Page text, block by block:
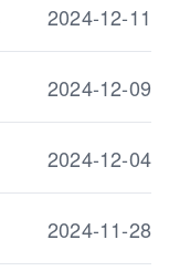
2024-12-11
2024-12-09
2024-12-04
2024-11-28